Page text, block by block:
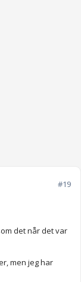
#19
det når det var
men jeg har